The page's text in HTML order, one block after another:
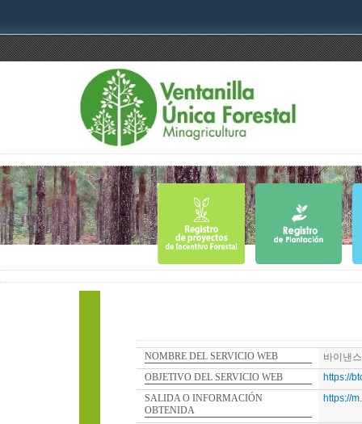
NOMBRE DEL SERVICIO WEB
바이낸
OBJETIVO DEL SERVICIO WEB
https://
SALIDA O INFORMACIÓN
OBTENIDA
https://